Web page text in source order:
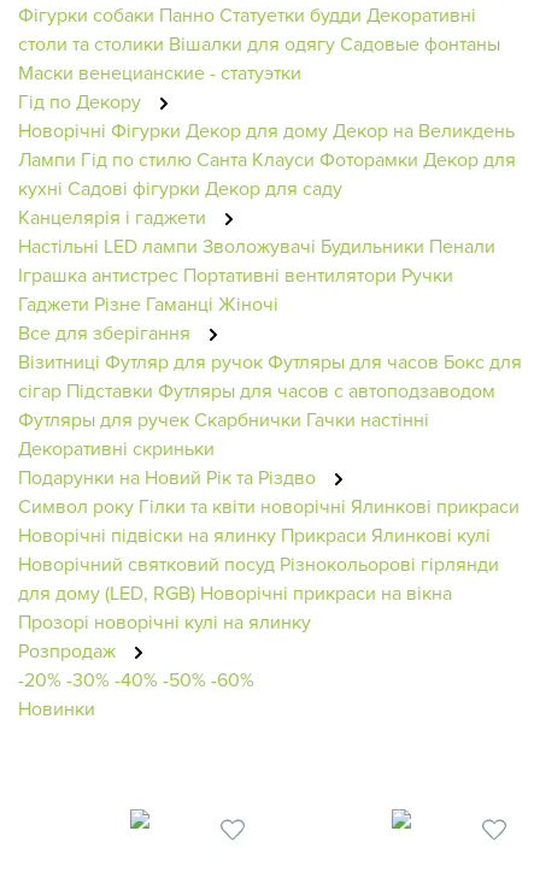
Фігурки собаки ПанноСтатуетки будди Декоративні
столи та столики Вішалки для одягуСадовые фонтаны
Маски венецианские - статуэтки
Гід по Декору
Новорічні Фігурки Декор для домуДекор на Великдень
Лампи Гід по стилюСанта Клауси Фоторамки Декор для
кухні Садові фігурки Декор для саду
Канцелярія і гаджети
Настільні LED лампи Зволожувачі Будильники Пенали
Іграшка антистрес Портативні вентилятори Ручки
Гаджети Різне Гаманці Жіночі
Все для зберігання
Візитниці Футляр для ручокФутляры для часов Бокс для
сігар Підставки Футляры для часов с автоподзаводом
Футляры для ручекСкарбнички Гачки настінні
Декоративні скриньки
Подарунки на Новий Рік та Різдво
Символ року Гілки та квіти новорічні Ялинкові прикраси
Новорічні підвіски на ялинку Прикраси Ялинкові кулі
Новорічний святковий посуд Різнокольорові гірлянди
для дому (LED, RGB) Новорічні прикраси на вікна
Прозорі новорічні кулі на ялинку
Розпродаж
-20%-30%-40%-50%-60%
Новинки